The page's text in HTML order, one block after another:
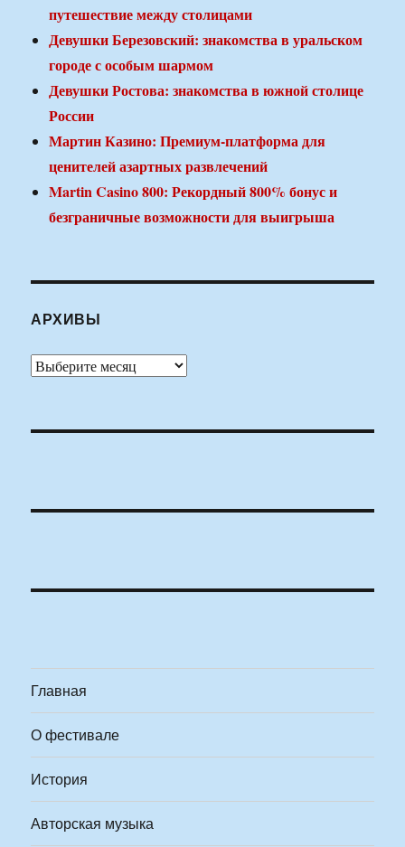
путешествие между столицами
Девушки Березовский: знакомства в уральском
городе с особым шармом
Девушки Ростова: знакомства в южной столице
России
Мартин Казино: Премиум-платформа для
ценителей азартных развлечений
Martin Casino 800: Рекордный 800% бонус и
безграничные возможности для выигрыша
АРХИВЫ
Архивы
Главная
О фестивале
История
Авторская музыка